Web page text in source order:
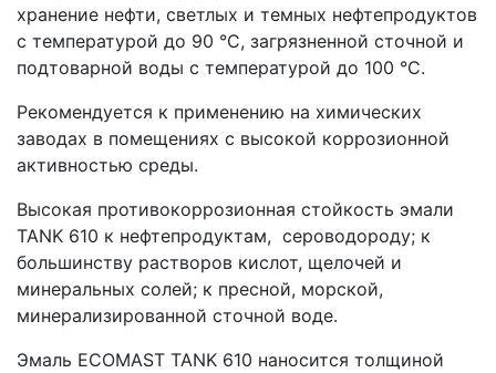
хранение нефти, светлых и темных нефтепродуктов
с температурой до 90 °С, загрязненной сточной и
подтоварной воды с температурой до 100 °С.
Рекомендуется к применению на химических
заводах в помещениях с высокой коррозионной
активностью среды.
Высокая противокоррозионная стойкость эмали
TANK 610 к нефтепродуктам, сероводороду; к
большинству растворов кислот, щелочей и
минеральных солей; к пресной, морской,
минерализированной сточной воде.
Эмаль ECOMAST TANK 610 наносится толщиной